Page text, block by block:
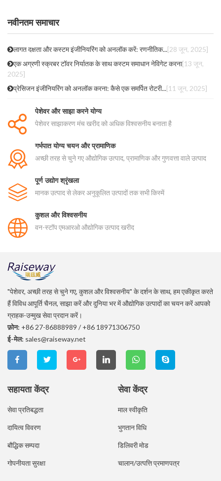
नवीनतम समाचार
लागत दक्षता और कस्टम इंजीनियरिंग को अनलॉक करें: रणनीतिक...[28 जून, 2025]
एक अग्रणी स्क्रबर टॉवर निर्यातक के साथ कस्टम समाधान नेविगेट करना[13 जून,
2025]
प्रेसिजन इंजीनियरिंग को अनलॉक करना: कैसे एक समर्पित रोटरी...[11 जून, 2025]
पेशेवर और साझा करने योग्य
पेशेवर साझाकरण मंच खरीद को अधिक विश्वसनीय बनाता है
गर्भपात योग्य चयन और प्रामाणिक
अच्छी तरह से चुने गए औद्योगिक उत्पाद, प्रामाणिक और गुणवत्ता वाले उत्पाद
पूर्ण उद्योग श्रृंखला
मानक उत्पाद से लेकर अनुकूलित उत्पादों तक सभी किस्में
कुशल और विश्वसनीय
वन-स्टॉप एमआरओ औद्योगिक उत्पाद खरीद
"पेशेवर, अच्छी तरह से चुने गए, कुशल और विश्वसनीय" के दर्शन के साथ, हम एकीकृत करते
हैं विविध आपूर्ति चैनल, साझा करें और दुनिया भर में औद्योगिक उत्पादों का चयन करें आपको
ग्राहक-उन्मुख सेवा प्रदान करें।
फ़ोन: +86 27-86888989 / +86 18971306750
ई-मेल: sales@raiseway.net
सहायता केंद्र
सेवा प्रतिबद्धता
दायित्व विवरण
बौद्धिक सम्पदा
गोपनीयता सुरक्षा
सेवा केंद्र
माल स्वीकृति
भुगतान विधि
डिलिवरी मोड
चालान/उत्पत्ति प्रमाणपत्र